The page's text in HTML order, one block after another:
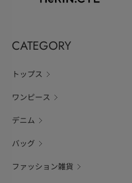
CATEGORY
トップス
ワンピース
デニム
バッグ
ファッション雑貨